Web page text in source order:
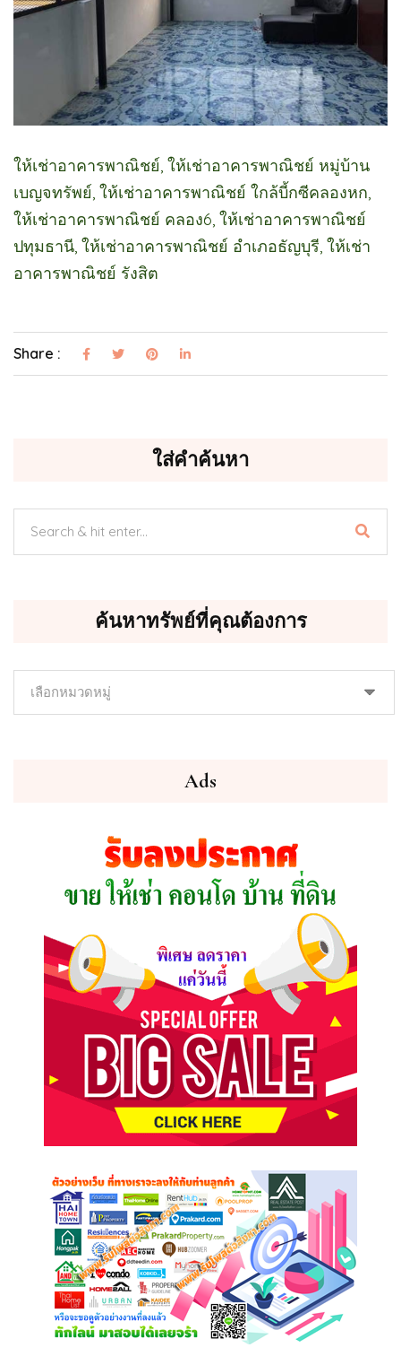
ให้เช่าอาคารพาณิชย์, ให้เช่าอาคารพาณิชย์ หมู่บ้าน
เบญจทรัพย์, ให้เช่าอาคารพาณิชย์ ใกล้บี้กซีคลองหก,
ให้เช่าอาคารพาณิชย์ คลอง6, ให้เช่าอาคารพาณิชย์
ปทุมธานี, ให้เช่าอาคารพาณิชย์ อำเภอธัญบุรี, ให้เช่า
อาคารพาณิชย์ รังสิต
Share :
ใส่คำค้นหา
ค้นหาทรัพย์ที่คุณต้องการ
ค้นหา
Ads